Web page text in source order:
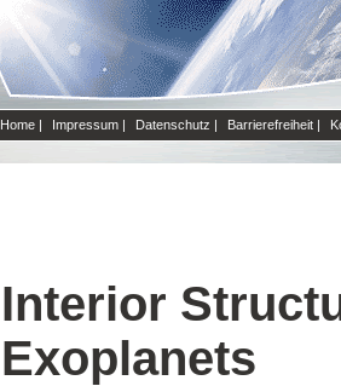
Home | Impressum | Datenschutz | Barrierefreiheit |
Interior
Exoplanets